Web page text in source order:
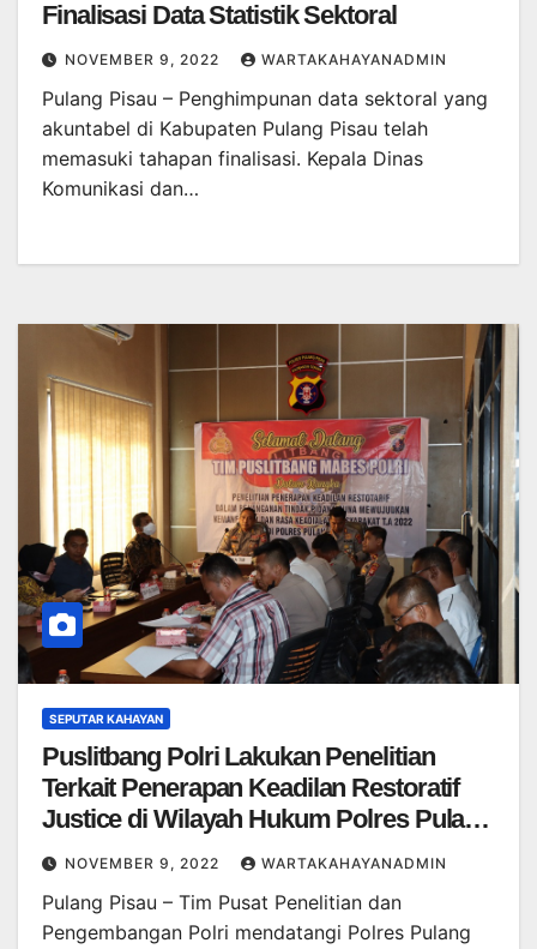
Finalisasi Data Statistik Sektoral
NOVEMBER 9, 2022 WARTAKAHAYANADMIN
Pulang Pisau – Penghimpunan data sektoral yang
akuntabel di Kabupaten Pulang Pisau telah
memasuki tahapan finalisasi. Kepala Dinas
Komunikasi dan…
SEPUTAR KAHAYAN
Puslitbang Polri Lakukan Penelitian
Terkait Penerapan Keadilan Restoratif
Justice di Wilayah Hukum Polres Pulang
Pisau
NOVEMBER 9, 2022 WARTAKAHAYANADMIN
Pulang Pisau – Tim Pusat Penelitian dan
Pengembangan Polri mendatangi Polres Pulang